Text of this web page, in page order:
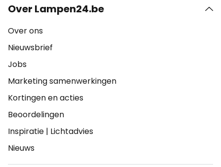
Over Lampen24.be
Over ons
Nieuwsbrief
Jobs
Marketing samenwerkingen
Kortingen en acties
Beoordelingen
Inspiratie | Lichtadvies
Nieuws